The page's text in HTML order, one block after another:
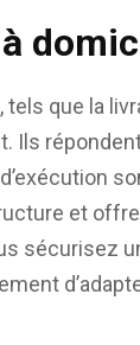
que la
Ils
et
sécurisez